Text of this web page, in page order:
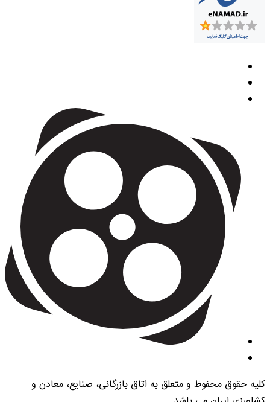
کلیه حقوق محفوظ و متعلق به اتاق بازرگانی، صنایع، معادن و